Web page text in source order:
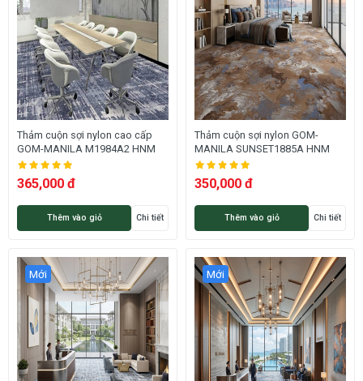
Thảm cuộn sợi nylon cao cấp
GOM-MANILA M1984A2 HNM
365,000 đ
Thêm vào giỏ Chi tiết
Thảm cuộn sợi nylon GOM-
MANILA SUNSET1885A HNM
350,000 đ
Thêm vào giỏ Chi tiết
Mới Mới